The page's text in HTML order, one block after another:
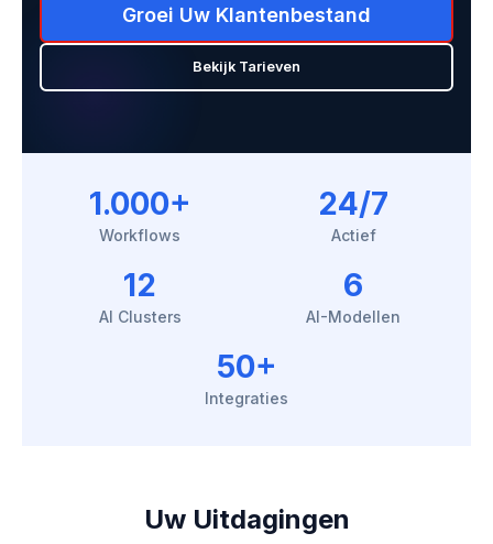
Groei Uw Klantenbestand
Bekijk Tarieven
1.000+
Workflows
24/7
Actief
12
AI Clusters
6
AI-Modellen
50+
Integraties
Uw Uitdagingen